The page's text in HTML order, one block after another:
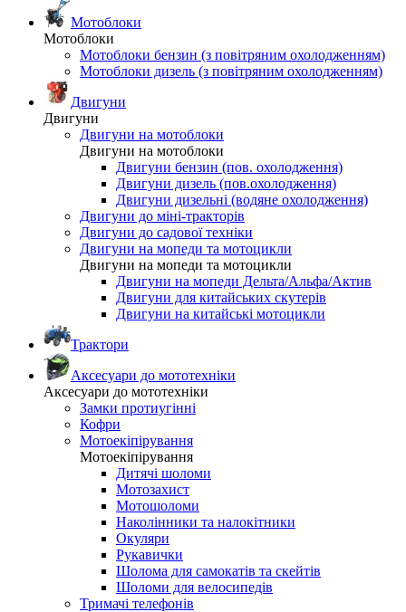
Мотоблоки
Мотоблоки
Мотоблоки бензин (з повітряним охолодженням)
Мотоблоки дизель (з повітряним охолодженням)
Двигуни
Двигуни
Двигуни на мотоблоки
Двигуни на мотоблоки
Двигуни бензин (пов. охолодження)
Двигуни дизель (пов.охолодження)
Двигуни дизельні (водяне охолодження)
Двигуни до міні-тракторів
Двигуни до садової техніки
Двигуни на мопеди та мотоцикли
Двигуни на мопеди та мотоцикли
Двигуни на мопеди Дельта/Альфа/Актив
Двигуни для китайських скутерів
Двигуни на китайські мотоцикли
Трактори
Аксесуари до мототехніки
Аксесуари до мототехніки
Замки протиугінні
Кофри
Мотоекіпірування
Мотоекіпірування
Дитячі шоломи
Мотозахист
Мотошоломи
Наколінники та налокітники
Окуляри
Рукавички
Шолома для самокатів та скейтів
Шоломи для велосипедів
Тримачі телефонів